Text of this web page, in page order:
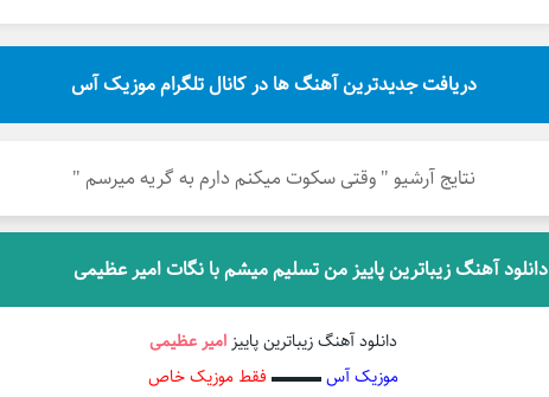
دریافت جدیدترین آهنگ ها در کانال تلگرام موزیک آس
نتایج آرشیو " وقتی سکوت میکنم دارم به گریه میرسم "
دانلود آهنگ زیباترین پاییز من تسلیم میشم با نگات امیر عظیمی
دانلود آهنگ زیباترین پاییز امیر عظیمی
موزیک آس▬▬▬ فقط موزیک خاص